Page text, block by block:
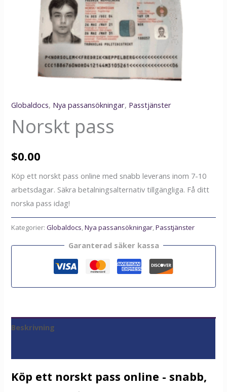
Globaldocs, Nya passansökningar, Passtjänster
Norskt pass
$0.00
Köp ett norskt pass online med snabb leverans inom 7-10
arbetsdagar. Säkra betalningsalternativ tillgängliga. Få ditt
norska pass idag!
Kategorier:Globaldocs,Nya passansökningar,Passtjänster
Garanterad säker kassa
Beskrivning
Köp ett norskt pass online - snabb,